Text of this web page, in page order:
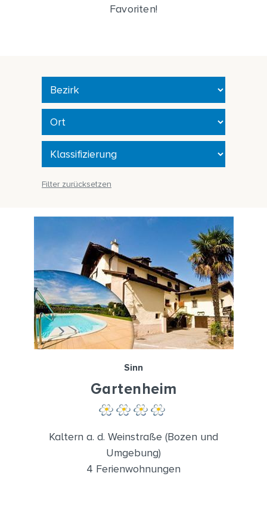
Favoriten!
Filter zurücksetzen
Sinn
Gartenheim
Kaltern a. d. Weinstraße (Bozen und
Umgebung)
4 Ferienwohnungen